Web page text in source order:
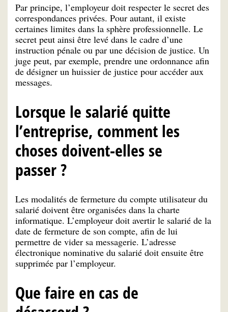
Par principe, l’employeur doit respecter le secret des
correspondances privées. Pour autant, il existe
certaines limites dans la sphère professionnelle. Le
secret peut ainsi être levé dans le cadre d’une
instruction pénale ou par une décision de justice. Un
juge peut, par exemple, prendre une ordonnance afin
de désigner un huissier de justice pour accéder aux
messages.
Lorsque le salarié quitte
l’entreprise, comment les
choses doivent-elles se
passer ?
Les modalités de fermeture du compte utilisateur du
salarié doivent être organisées dans la charte
informatique. L’employeur doit avertir le salarié de la
date de fermeture de son compte, afin de lui
permettre de vider sa messagerie. L’adresse
électronique nominative du salarié doit ensuite être
supprimée par l’employeur.
Que faire en cas de